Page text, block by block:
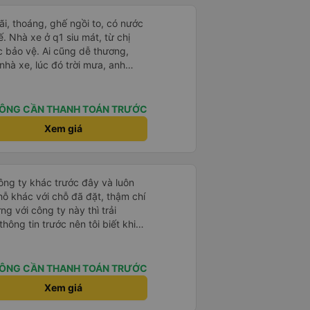
thì chắc chắn sẽ luôn đắc
thoáng, ghế ngồi to, có nước
Nhà xe ở q1 siu mát, từ chị
bảo vệ. Ai cũng dễ thương,
xe, lúc đó trời mưa, anh
cho mình vào nhà xe ngồi
Tàu còn được chở đến tận chỗ
thêm phí và cũng không cần
Sau khi đặt vé, nhà xe sẽ gọi
CẦN THANH TOÁN TRƯỚC
Xem giá
ty khác trước đây và luôn
khác với chỗ đã đặt, thậm chí
với công ty này thì trải
tin trước nên tôi biết khi
chỉ và xếp tôi ngồi đúng chỗ
rất nhanh chóng. Từ giờ trở
này. Tôi thường xuyên sử
lại giữa Thành phố Hồ Chí
CẦN THANH TOÁN TRƯỚC
Xem giá